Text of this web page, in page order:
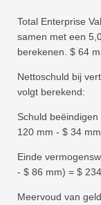
Total Enterprise
samen met een
berekenen. $ 64
Nettoschuld bij
volgt berekend:
Schuld
120 mm - $ 34
Einde
- $ 86 mm) = $
Meervoud van